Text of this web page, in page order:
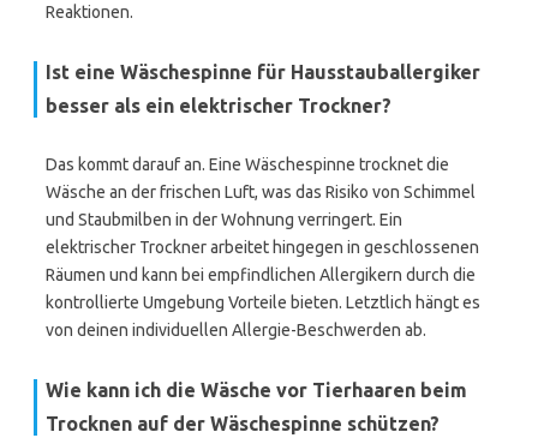
Reaktionen.
Ist eine Wäschespinne für Hausstauballergiker
besser als ein elektrischer Trockner?
Das kommt darauf an. Eine Wäschespinne trocknet die
Wäsche an der frischen Luft, was das Risiko von Schimmel
und Staubmilben in der Wohnung verringert. Ein
elektrischer Trockner arbeitet hingegen in geschlossenen
Räumen und kann bei empfindlichen Allergikern durch die
kontrollierte Umgebung Vorteile bieten. Letztlich hängt es
von deinen individuellen Allergie-Beschwerden ab.
Wie kann ich die Wäsche vor Tierhaaren beim
Trocknen auf der Wäschespinne schützen?